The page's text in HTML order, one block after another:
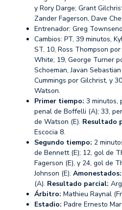
y Rory Darge; Grant
Zander Fagerson, Dave
Entrenador: Greg
Cambios: PT, 39 minutos,
ST, 10, Ross Thompson
White; 19, George Turner
Schoeman, Javan
Cummings por Gilchrist, y
Watson.
Primer tiempo: 3 minutos,
penal de Boffelli (A); 33,
de Watson (E). Resultado
Escocia 8.
Segundo tiempo: 2
de Bennett (E); 12, gol de
Fagerson (E), y 24, gol de
Johnson (E). Amonestados:
(A). Resultado parcial:
Árbitro: Mathieu Raynal
Estadio: Padre Ernesto